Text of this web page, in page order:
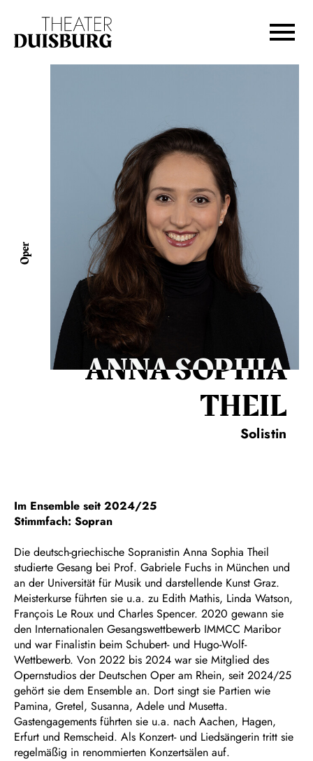
Zur Hauptnavigation springen
Zum Footer springen
Oper
ANNA SOPHIA
THEIL
Solistin
Im Ensemble seit 2024/25
Stimmfach: Sopran
Die deutsch-griechische Sopranistin Anna Sophia Theil
studierte Gesang bei Prof. Gabriele Fuchs in München und
an der Universität für Musik und darstellende Kunst Graz.
Meisterkurse führten sie u.a. zu Edith Mathis, Linda Watson,
François Le Roux und Charles Spencer. 2020 gewann sie
den Internationalen Gesangswettbewerb IMMCC Maribor
und war Finalistin beim Schubert- und Hugo-Wolf-
Wettbewerb. Von 2022 bis 2024 war sie Mitglied des
Opernstudios der Deutschen Oper am Rhein, seit 2024/25
gehört sie dem Ensemble an. Dort singt sie Partien wie
Pamina, Gretel, Susanna, Adele und Musetta.
Gastengagements führten sie u.a. nach Aachen, Hagen,
Erfurt und Remscheid. Als Konzert- und Liedsängerin tritt sie
regelmäßig in renommierten Konzertsälen auf.